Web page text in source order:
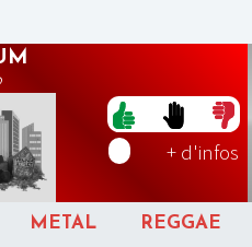
+ d'infos
METAL REGGAE